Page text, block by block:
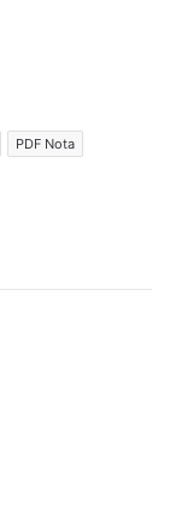
PDF Nota